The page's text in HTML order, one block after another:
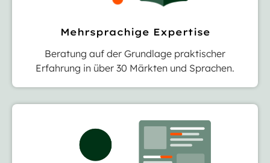
Mehrsprachige Expertise
Beratung auf der Grundlage praktischer
Erfahrung in über 30 Märkten und Sprachen.